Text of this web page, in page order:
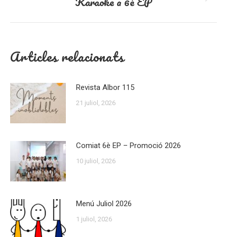
Articles relacionats
Revista Albor 115
21 juliol, 2026
Comiat 6è EP – Promoció 2026
10 juliol, 2026
Menú Juliol 2026
1 juliol, 2026